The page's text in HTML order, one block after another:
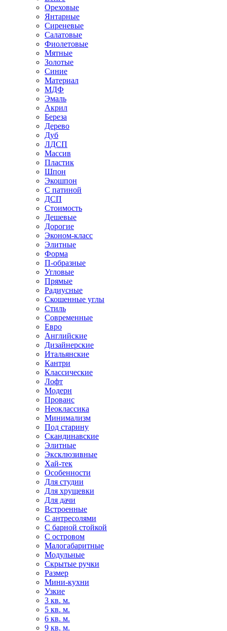
Ореховые
Янтарные
Сиреневые
Салатовые
Фиолетовые
Мятные
Золотые
Синие
Материал
МДФ
Эмаль
Акрил
Береза
Дерево
Дуб
ЛДСП
Массив
Пластик
Шпон
Экошпон
С патиной
ДСП
Стоимость
Дешевые
Дорогие
Эконом-класс
Элитные
Форма
П-образные
Угловые
Прямые
Радиусные
Скошенные углы
Стиль
Современные
Евро
Английские
Дизайнерские
Итальянские
Кантри
Классические
Лофт
Модерн
Прованс
Неоклассика
Минимализм
Под старину
Скандинавские
Элитные
Эксклюзивные
Хай-тек
Особенности
Для студии
Для хрущевки
Для дачи
Встроенные
С антресолями
С барной стойкой
С островом
Малогабаритные
Модульные
Скрытые ручки
Размер
Мини-кухни
Узкие
3 кв. м.
5 кв. м.
6 кв. м.
9 кв. м.